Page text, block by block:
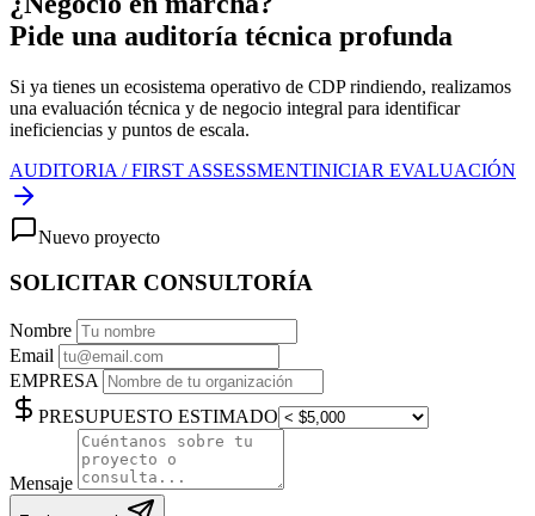
Pide una auditoría técnica profunda
Si ya tienes un ecosistema operativo de CDPrindiendo, realizamos
una evaluación técnica y de negocio integral para identificar
ineficiencias y puntos de escala.
AUDITORIA / FIRST ASSESSMENTINICIAR EVALUACIÓN
Nuevo proyecto
SOLICITAR CONSULTORÍA
Nombre
Email
EMPRESA
PRESUPUESTO ESTIMADO
Mensaje